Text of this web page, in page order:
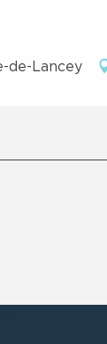
de-Lancey